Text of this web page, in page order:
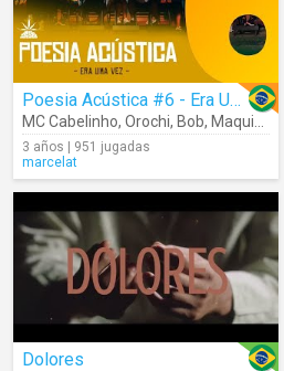
Poesia Acústica #6 - Era Uma Vez
MC Cabelinho, Orochi, Bob, Maquiny
3 años | 951 jugadas
marcelat
Dolores